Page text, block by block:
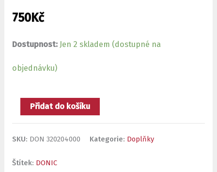
750 Kč
Dostupnost: Jen 2 skladem (dostupné na
objednávku)
Přidat do košíku
SKU: DON 320204000 Kategorie: Doplňky
Štítek: DONIC